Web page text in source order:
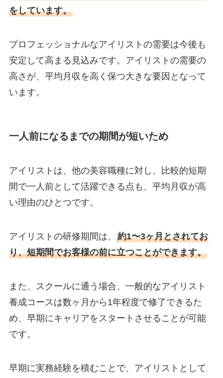
をしています。
プロフェッショナルなアイリストの需要は今後も
安定して高まる見込みです。アイリストの需要の
高さが、平均月収を高く保つ大きな要因となって
います。
一人前になるまでの期間が短いため
アイリストは、他の美容職種に対し、比較的短期
間で一人前として活躍できる点も、平均月収が高
い理由のひとつです。
アイリストの研修期間は、 約1〜3ヶ月とされてお
り、短期間でお客様の前に立つことができます。
また、スクールに通う場合、一般的なアイリスト
養成コースは数ヶ月から1年程度で修了できるた
め、早期にキャリアをスタートさせることが可能
です。
早期に実務経験を積むことで、アイリストとして